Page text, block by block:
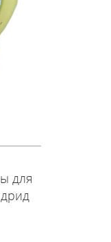
для